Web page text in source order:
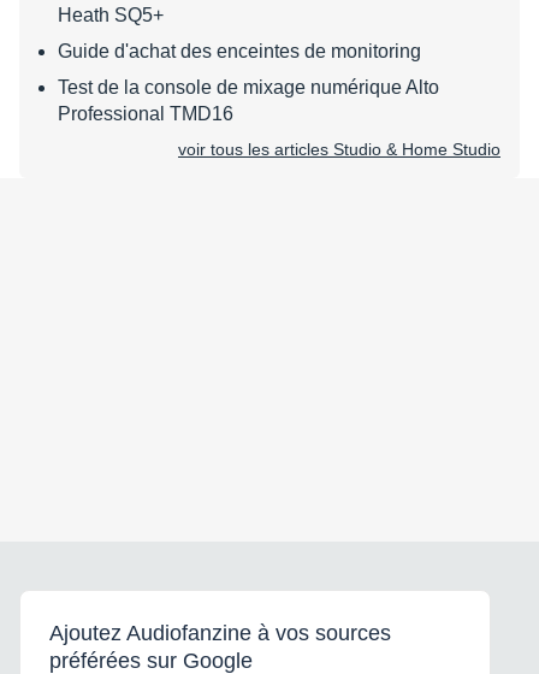
Heath SQ5+
Guide d'achat des enceintes de monitoring
Test de la console de mixage numérique Alto
Professional TMD16
voir tous les articles Studio & Home Studio
Ajoutez Audiofanzine à vos sources
préférées sur Google